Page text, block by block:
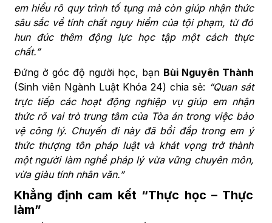
em hiểu rõ quy trình tố tụng mà còn giúp nhận thức
sâu sắc về tính chất nguy hiểm của tội phạm, từ đó
hun đúc thêm động lực học tập một cách thực
chất.”
Đứng ở góc độ người học, bạn Bùi Nguyên Thành
(Sinh viên Ngành Luật Khóa 24) chia sẻ: “Quan sát
trực tiếp các hoạt động nghiệp vụ giúp em nhận
thức rõ vai trò trung tâm của Tòa án trong việc bảo
vệ công lý. Chuyến đi này đã bồi đắp trong em ý
thức thượng tôn pháp luật và khát vọng trở thành
một người làm nghề pháp lý vừa vững chuyên môn,
vừa giàu tính nhân văn.”
Khẳng định cam kết “Thực học – Thực
làm”